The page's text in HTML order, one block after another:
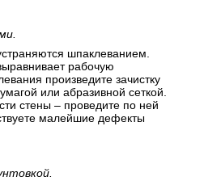
шпаклеванием.
рабочую
произведите зачистку
или абразивной сеткой.
стены – проведите по ней
малейшие дефекты